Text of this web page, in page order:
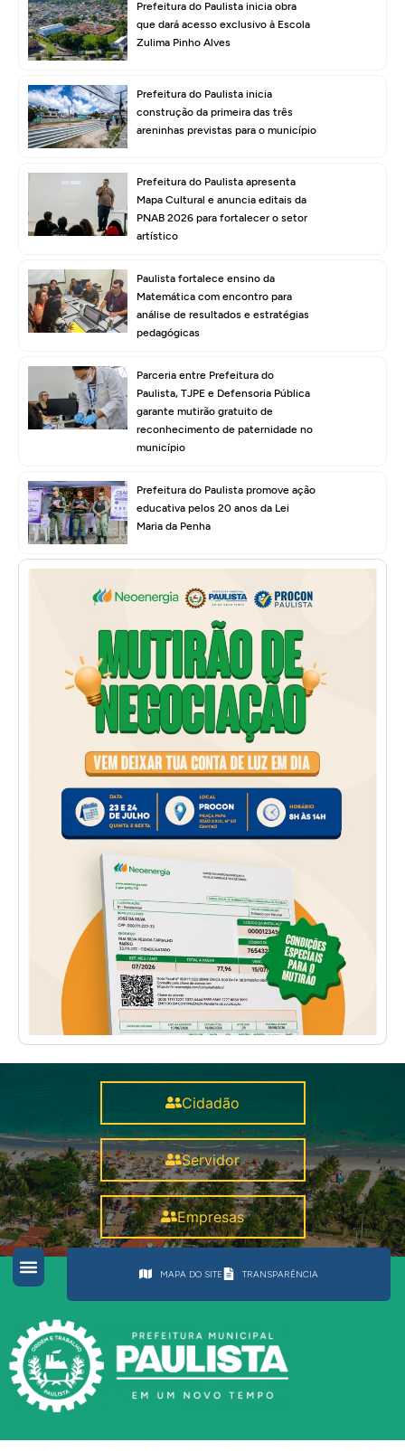
Prefeitura do Paulista inicia obra
que dará acesso exclusivo à Escola
Zulima Pinho Alves
Prefeitura do Paulista inicia
construção da primeira das três
areninhas previstas para o município
Prefeitura do Paulista apresenta
Mapa Cultural e anuncia editais da
PNAB 2026 para fortalecer o setor
artístico
Paulista fortalece ensino da
Matemática com encontro para
análise de resultados e estratégias
pedagógicas
Parceria entre Prefeitura do
Paulista, TJPE e Defensoria Pública
garante mutirão gratuito de
reconhecimento de paternidade no
município
Prefeitura do Paulista promove ação
educativa pelos 20 anos da Lei
Maria da Penha
Cidadão
Servidor
Empresas
MAPA DO SITE TRANSPARÊNCIA